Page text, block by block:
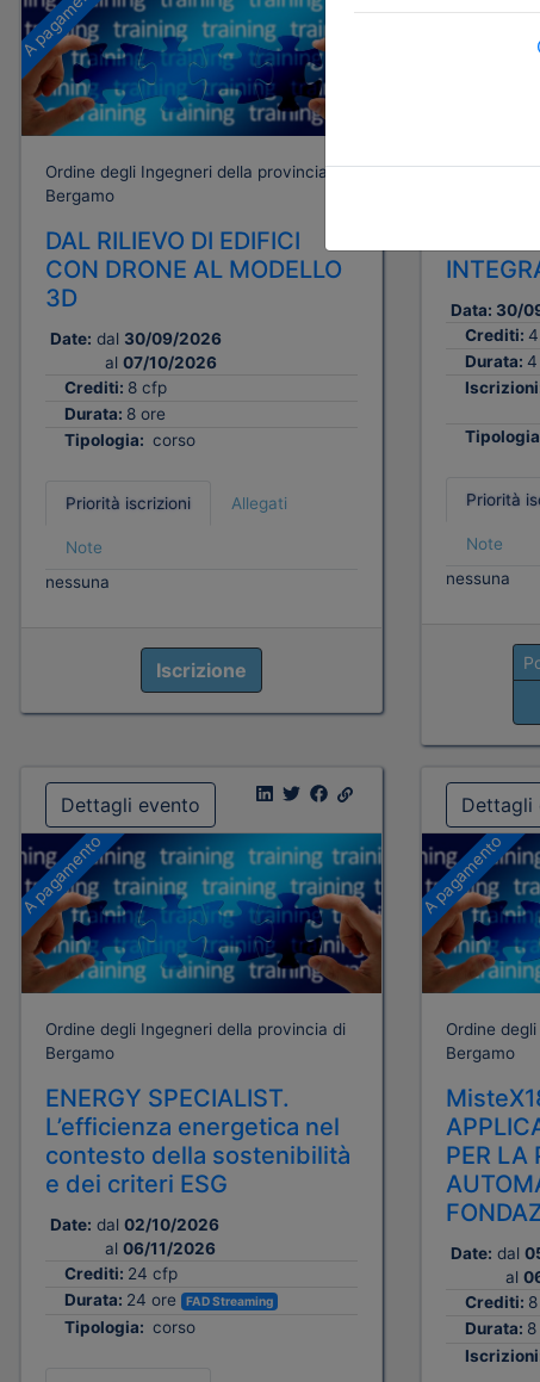
Ordine degli Ingegneri della provincia di
Bergamo
DAL RILIEVO DI EDIFICI
CON DRONE AL MODELLO
3D
Date: dal 30/09/2026
al07/10/2026
Crediti: 8 cfp
Durata: 8 ore
Tipologia: corso
Priorità iscrizioni Allegati
Note
nessuna
Iscrizione
Ordine
Data: 30/
Crediti:
Durata: 4
Priorità
Note
nessuna
Dettagli evento
A pagamento
Ordine degli Ingegneri della provincia di
Bergamo
ENERGY SPECIALIST.
L’efficienza energetica nel
contesto della sostenibilità
e dei criteri ESG
Date: dal 02/10/2026
al06/11/2026
Crediti: 24 cfp
Durata: 24 ore FAD Streaming
Tipologia: corso
Dettagli
A pagamento
Ordine
Bergamo
PER LA
Date: dal
al
Crediti:
Durata: 8